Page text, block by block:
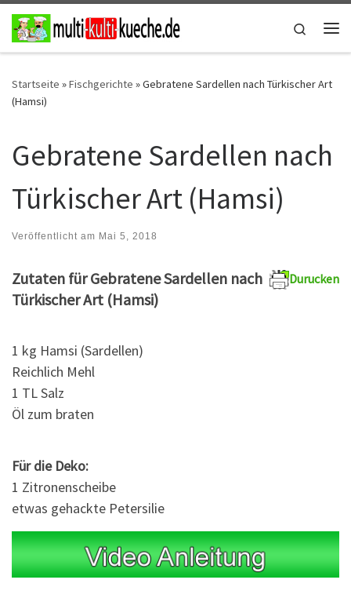
Zum Inhalt springen
Search
Startseite »Fischgerichte »Gebratene Sardellen nach Türkischer Art
(Hamsi)
Gebratene Sardellen nach
Türkischer Art (Hamsi)
Veröffentlicht am Mai 5, 2018
Durucken
Zutaten für Gebratene Sardellen nach
Türkischer Art (Hamsi)
1 kg Hamsi (Sardellen)
Reichlich Mehl
1 TL Salz
Öl zum braten
Für die Deko:
1 Zitronenscheibe
etwas gehackte Petersilie